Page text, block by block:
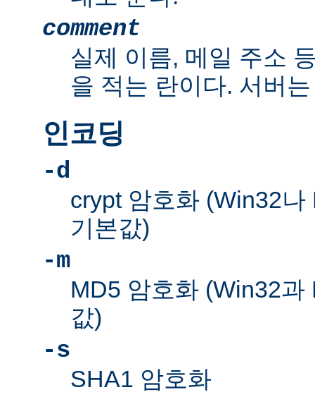
comment
실제 이름, 메일 주소
을 적는 란이다. 서버
인코딩
-d
crypt 암호화 (Win32
기본값)
-m
MD5 암호화 (Win32
값)
-s
SHA1 암호화